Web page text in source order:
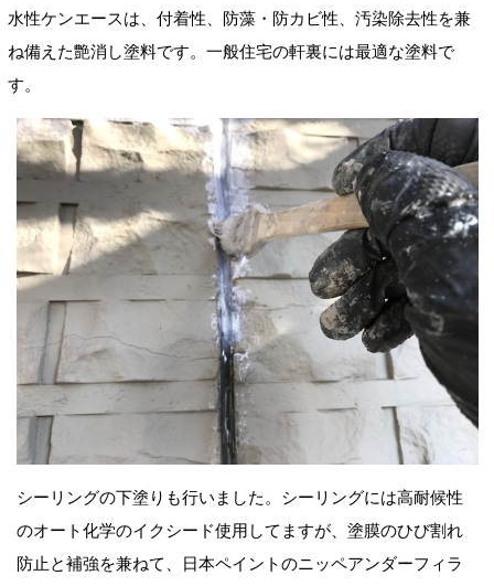
水性ケンエースは、付着性、防藻・防カビ性、汚染除去性を兼
ね備えた艶消し塗料です。一般住宅の軒裏には最適な塗料で
す。
シーリングの下塗りも行いました。シーリングには高耐候性
のオート化学のイクシード使用してますが、塗膜のひび割れ
防止と補強を兼ねて、日本ペイントのニッペアンダーフィラ